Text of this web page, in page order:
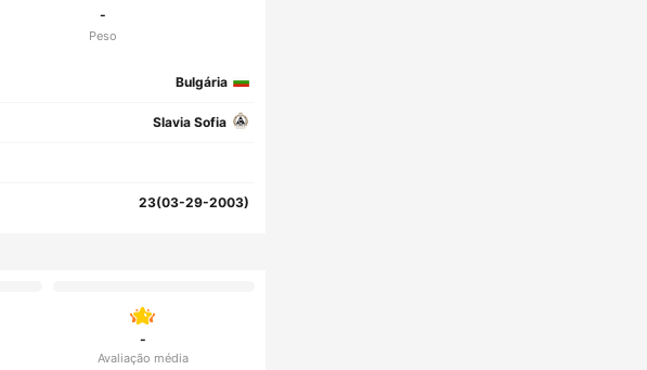
-
Peso
Bulgária
Slavia Sofia
23(03-29-2003)
-
Avaliação média